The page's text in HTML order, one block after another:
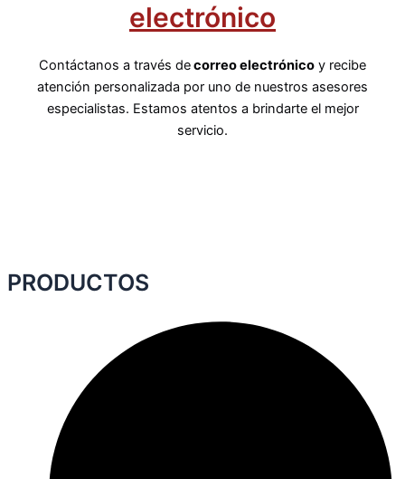
electrónico
Contáctanos a través decorreo electrónico y recibe
atención personalizada por uno de nuestros asesores
especialistas. Estamos atentos a brindarte el mejor
servicio.
PRODUCTOS